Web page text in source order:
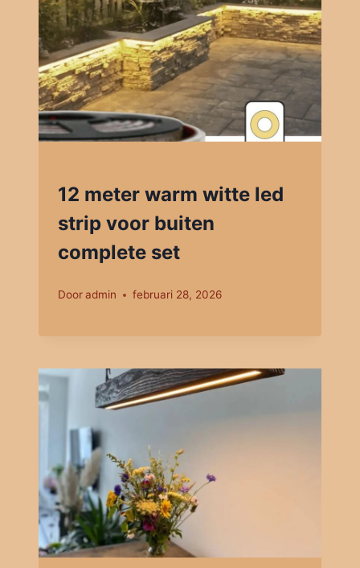
12 meter warm witte led
strip voor buiten
complete set
Dooradmin februari 28, 2026